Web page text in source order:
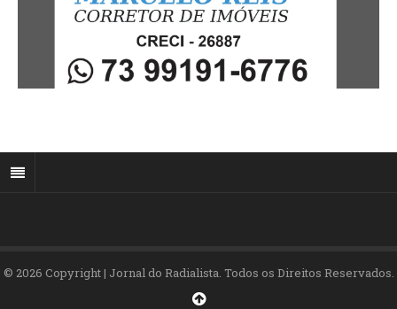
© 2026 Copyright | Jornal do Radialista. Todos os Direitos Reservados.